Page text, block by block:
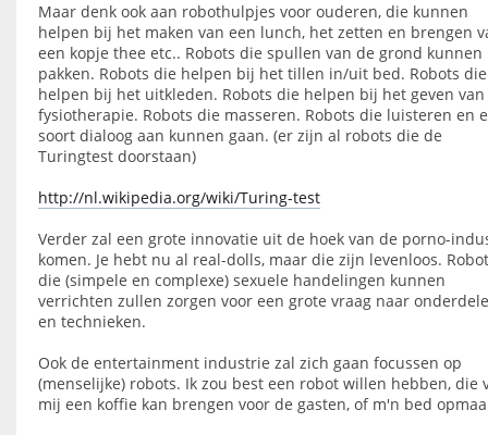
Maar denk ook aan robothulpjes voor ouderen, die kunnen
helpen bij het maken van een lunch, het zetten en brengen
een kopje thee etc.. Robots die spullen van de grond kunnen
pakken. Robots die helpen bij het tillen in/uit bed. Robots die
helpen bij het uitkleden. Robots die helpen bij het geven van
fysiotherapie. Robots die masseren. Robots die luisteren en
soort dialoog aan kunnen gaan. (er zijn al robots die de
Turingtest doorstaan)
http://nl.wikipedia.org/wiki/Turing-test
Verder zal een grote innovatie uit de hoek van de porno-
komen. Je hebt nu al real-dolls, maar die zijn levenloos.
die (simpele en complexe) sexuele handelingen kunnen
verrichten zullen zorgen voor een grote vraag naar
en technieken.
Ook de entertainment industrie zal zich gaan focussen op
(menselijke) robots. Ik zou best een robot willen hebben, die
mij een koffie kan brengen voor de gasten, of m'n bed